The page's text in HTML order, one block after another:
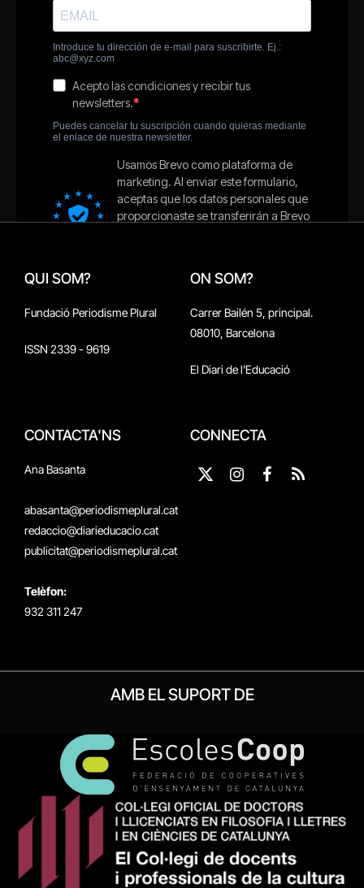
QUI SOM?
Fundació Periodisme Plural
ISSN 2339 - 9619
ON SOM?
Carrer Bailén 5, principal.
08010, Barcelona
El Diari de l'Educació
CONTACTA'NS
Ana Basanta
abasanta@periodismeplural.cat
redaccio@diarieducacio.cat
publicitat@periodismeplural.cat
Telèfon:
932 311 247
CONNECTA
X
Instagram
Facebook
RSS
AMB EL SUPORT DE